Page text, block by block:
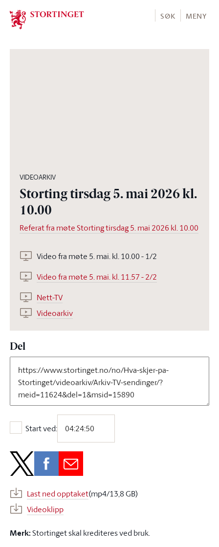
Stortinget.no
SØK MENY
VIDEOARKIV
Storting tirsdag 5. mai 2026 kl.
10.00
Referat fra møte Storting tirsdag 5. mai 2026 kl. 10.00
Video fra møte 5. mai. kl. 10.00 - 1/2
Video fra møte 5. mai. kl. 11.57 - 2/2
Nett-TV
Videoarkiv
Del
Start ved:
Start ved:
Last ned opptaket(mp4/13,8 GB)
Videoklipp
Merk:Stortinget skal krediteres ved bruk.